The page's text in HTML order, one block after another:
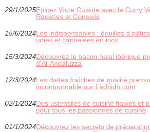
29/1/2025Épicez Votre Cuisine avec le Curry
Recettes et Conseils
15/6/2024Les indispensables : douilles à
unies et cannelées en inox
15/3/2024Découvrez le bacon halal ibérique
d'Al-Andaluzza
12/3/2024Les dattes fraîches de qualité
incontournable sur Ladhidh.com
02/1/2024Des ustensiles de cuisine fiables et
pour tous les passionnés de cuisine
01/1/2024Découvrez les secrets de